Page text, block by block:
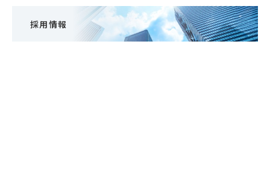
採用情報